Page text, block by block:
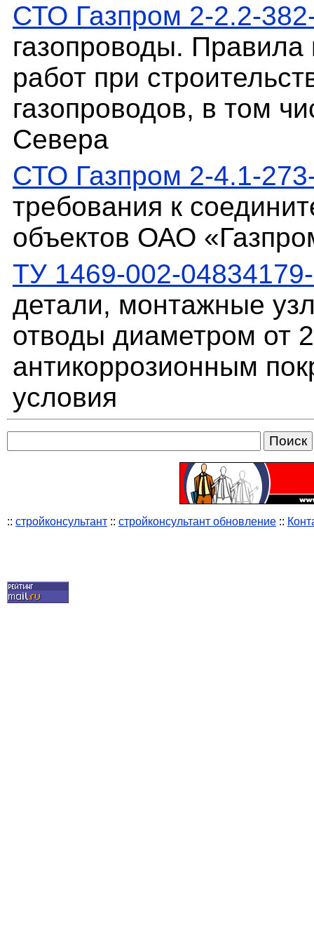
СТО Газпром 2-2.2-
газопроводы. Правила
работ при
газопроводов, в том
Севера
СТО Газпром 2-4.1-
требования к
объектов ОАО
ТУ 1469-002-
детали, монтажные
отводы диаметром от
антикоррозионным
условия
:: стройконсультант :: стройконсультант обновление ::